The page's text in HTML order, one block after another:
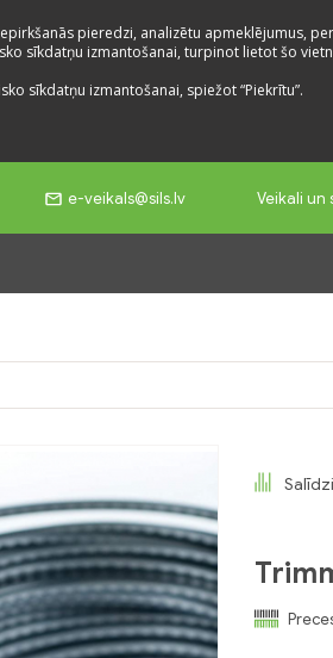
pieredzi, analizētu apmeklējumus,
sīkdatņu izmantošanai, turpinot lietot šo
sīkdatņu izmantošanai, spiežot “Piekrītu”.
e-veikals@sils.lv Veikali un